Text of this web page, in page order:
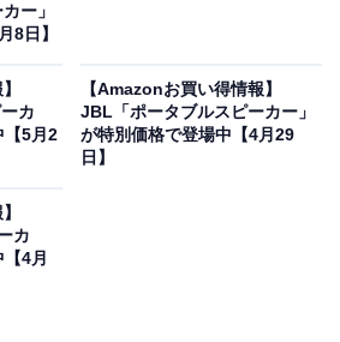
こでしか手に入らない情報も満載です。
の購入やサービスの利用により、売上の一部が
ことがあります。
ポータブルスピーカー」が限
ー」
8日】
カ
【5月2
【Amazonお買い得情報】
JBL「ポータブルスピーカー」
が特別価格で登場中【4月29
日】
カ
4月